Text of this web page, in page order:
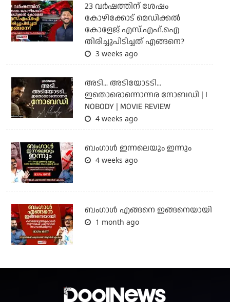
23 വർഷത്തിന് ശേഷം
കോഴിക്കോട് മെഡിക്കൽ
കോളേജ് എസ്.എഫ്.ഐ
തിരിച്ചുപിടിച്ചത് എങ്ങനെ?
3 weeks ago
അടി... അടിയോടടി...
ഇതൊരൊന്നൊന്നര നോബഡി | I
NOBODY | MOVIE REVIEW
4 weeks ago
ബംഗാള്‍ ഇന്നലെയും ഇന്നും
4 weeks ago
ബം​ഗാൾ എങ്ങനെ ഇങ്ങനെയായി
1 month ago